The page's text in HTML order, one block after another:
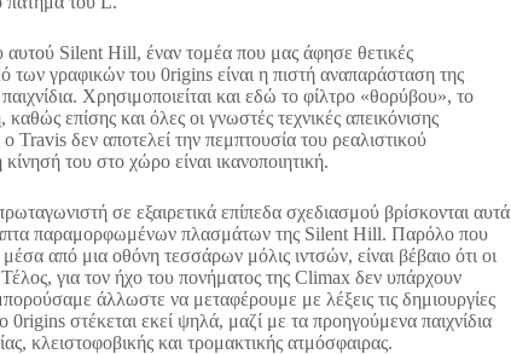
αυτού Silent Hill, έναν τομέα που μας άφησε θετικές
των γραφικών του 0rigins είναι η πιστή αναπαράσταση της
Χρησιμοποιείται και εδώ το φίλτρο «θορύβου», το
επίσης και όλες οι γνωστές τεχνικές απεικόνισης
Travis δεν αποτελεί την πεμπτουσία του ρεαλιστικού
του στο χώρο είναι ικανοποιητική.
σε εξαιρετικά επίπεδα σχεδιασμού βρίσκονται αυτά
παραμορφωμένων πλασμάτων της Silent Hill. Παρόλο που
από μια οθόνη τεσσάρων μόλις ιντσών, είναι βέβαιο ότι οι
για τον ήχο του πονήματος της Climax δεν υπάρχουν
άλλωστε να μεταφέρουμε με λέξεις τις δημιουργίες
στέκεται εκεί ψηλά, μαζί με τα προηγούμενα παιχνίδια
κλειστοφοβικής και τρομακτικής ατμόσφαιρας.